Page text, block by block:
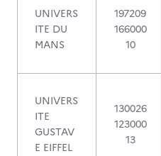
UNIVERS
ITE DU
MANS
197209
166000
10
UNIVERS
ITE
GUSTAV
E EIFFEL
130026
123000
13